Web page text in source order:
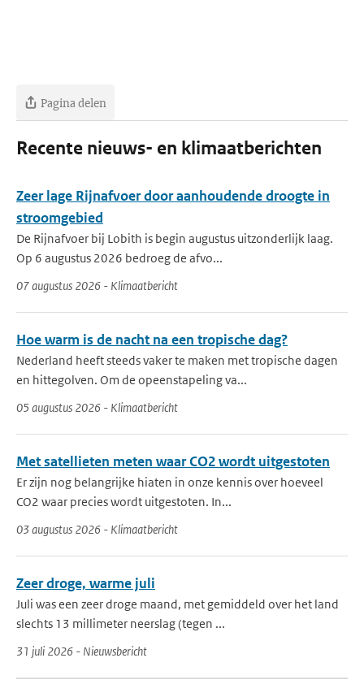
Pagina delen
Recente nieuws- en klimaatberichten
Zeer lage Rijnafvoer door aanhoudende droogte in
stroomgebied
De Rijnafvoer bij Lobith is begin augustus uitzonderlijk laag.
Op 6 augustus 2026 bedroeg de afvo...
07 augustus 2026 - Klimaatbericht
Hoe warm is de nacht na een tropische dag?
Nederland heeft steeds vaker te maken met tropische dagen
en hittegolven. Om de opeenstapeling va...
05 augustus 2026 - Klimaatbericht
Met satellieten meten waar CO2 wordt uitgestoten
Er zijn nog belangrijke hiaten in onze kennis over hoeveel
CO2 waar precies wordt uitgestoten. In...
03 augustus 2026 - Klimaatbericht
Zeer droge, warme juli
Juli was een zeer droge maand, met gemiddeld over het land
slechts 13 millimeter neerslag (tegen ...
31 juli 2026 - Nieuwsbericht